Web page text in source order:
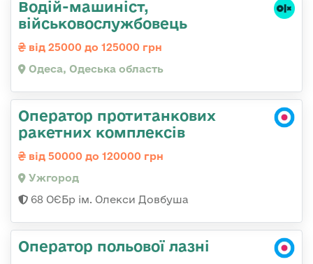
Водій-машиніст,
військовослужбовець
від 25000 до 125000 грн
Одеса, Одеська область
Оператор протитанкових
ракетних комплексів
від 50000 до 120000 грн
Ужгород
68 ОЄБр ім. Олекси Довбуша
Оператор польової лазні